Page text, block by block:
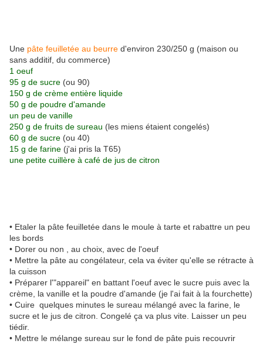
Une pâte feuilletée au beurre d'environ 230/250 g (maison ou
sans additif, du commerce)
1 oeuf
95 g de sucre (ou 90)
150 g de crème entière liquide
50 g de poudre d'amande
un peu de vanille
250 g de fruits de sureau (les miens étaient congelés)
60 g de sucre (ou 40)
15 g de farine (j'ai pris la T65)
une petite cuillère à café de jus de citron
• Etaler la pâte feuilletée dans le moule à tarte et rabattre un peu
les bords
• Dorer ou non , au choix, avec de l'oeuf
• Mettre la pâte au congélateur, cela va éviter qu'elle se rétracte à
la cuisson
• Préparer l'"appareil" en battant l'oeuf avec le sucre puis avec la
crème, la vanille et la poudre d'amande (je l'ai fait à la fourchette)
• Cuire quelques minutes le sureau mélangé avec la farine, le
sucre et le jus de citron. Congelé ça va plus vite. Laisser un peu
tiédir.
• Mettre le mélange sureau sur le fond de pâte puis recouvrir